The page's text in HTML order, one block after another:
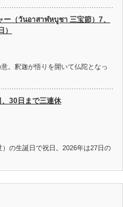
ー（วันอาสาฬหบูชา 三宝節）7、
。釈迦が悟りを開いて仏陀となっ
30日まで三連休
の生誕日で祝日。2026年は27日の